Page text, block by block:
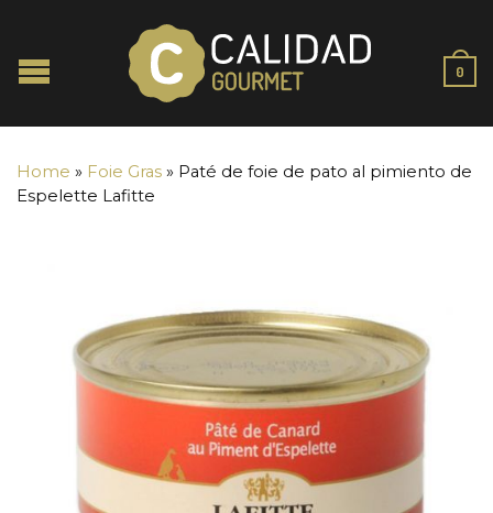
0
Home » Foie Gras » Paté de foie de pato al pimiento de
Espelette Lafitte